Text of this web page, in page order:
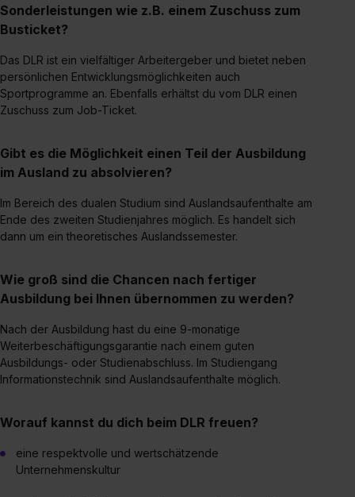
Sonderleistungen wie z.B. einem Zuschuss zum
Busticket?
Das DLR ist ein vielfältiger Arbeitergeber und bietet neben
persönlichen Entwicklungsmöglichkeiten auch
Sportprogramme an. Ebenfalls erhältst du vom DLR einen
Zuschuss zum Job-Ticket.
Gibt es die Möglichkeit einen Teil der Ausbildung
im Ausland zu absolvieren?
Im Bereich des dualen Studium sind Auslandsaufenthalte am
Ende des zweiten Studienjahres möglich. Es handelt sich
dann um ein theoretisches Auslandssemester.
Wie groß sind die Chancen nach fertiger
Ausbildung bei Ihnen übernommen zu werden?
Nach der Ausbildung hast du eine 9-monatige
Weiterbeschäftigungsgarantie nach einem guten
Ausbildungs- oder Studienabschluss. Im Studiengang
Informationstechnik sind Auslandsaufenthalte möglich.
Worauf kannst du dich beim DLR freuen?
eine respektvolle und wertschätzende
Unternehmenskultur